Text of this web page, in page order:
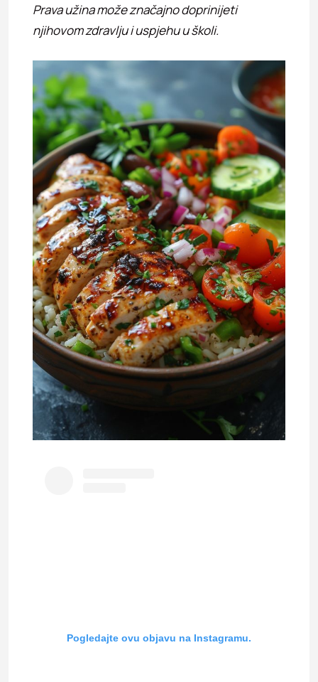
Prava užina može značajno doprinijeti
njihovom zdravlju i uspjehu u školi.
Pogledajte ovu objavu na Instagramu.